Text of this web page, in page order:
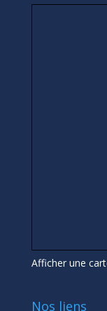
Afficher une
Nos liens